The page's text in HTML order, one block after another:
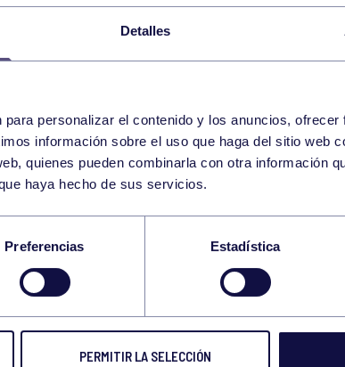
Detalles
personalizar el contenido y los anuncios,
información sobre el uso que haga del sitio web
quienes pueden combinarla con otra información
haya hecho de sus servicios.
Preferencias Estadística
PERMITIR LA SELECCIÓN
20:30-21:00 GIMNASIO
h BOLOS
CTO DE ASTURIAS DE
– VILLA COVADONGA
PILATES REFORMER 19:30. GRUPO BEGOÑA
AL DEPORTE – BALONCESTO